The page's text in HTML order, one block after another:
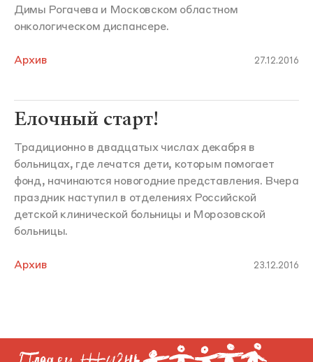
Димы Рогачева и Московском областном
онкологическом диспансере.
Архив 27.12.2016
Елочный старт!
Традиционно в двадцатых числах декабря в
больницах, где лечатся дети, которым помогает
фонд, начинаются новогодние представления. Вчера
праздник наступил в отделениях Российской
детской клинической больницы и Морозовской
больницы.
Архив 23.12.2016